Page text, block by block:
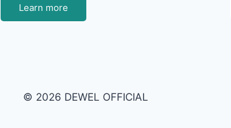
Learn more
© 2026 DEWEL OFFICIAL